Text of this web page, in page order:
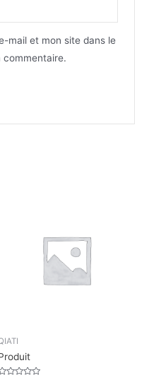
mail et mon site dans le
commentaire.